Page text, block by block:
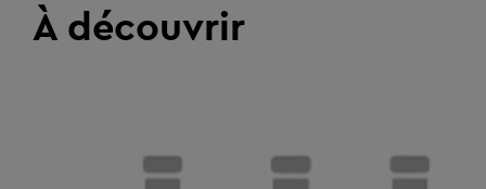
À découvrir